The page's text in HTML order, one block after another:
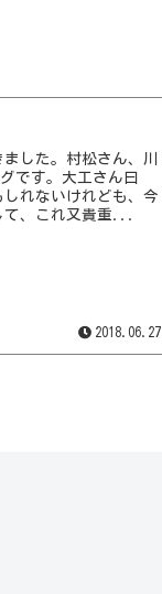
した。村松さん、川
です。大工さん曰
れないけれども、今
て、これ又貴重...
2018.06.27